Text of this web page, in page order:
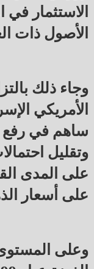
الاستثمار في
الأصول ذات
وجاء ذلك
الأمريكي
ساهم في رفع
وتقليل
على المدى
على أسعار
وعلى